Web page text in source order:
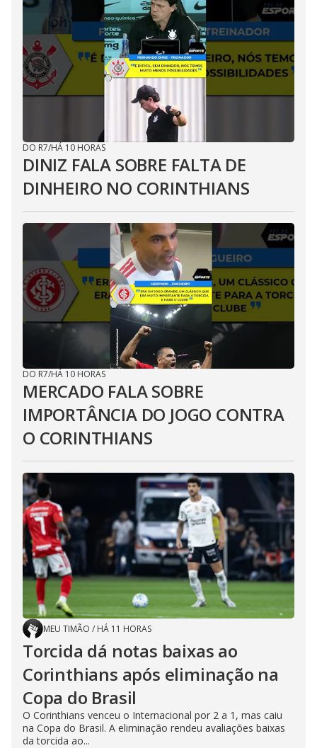
DO R7/HÁ 10 HORAS
DINIZ FALA SOBRE FALTA DE
DINHEIRO NO CORINTHIANS
DO R7/HÁ 10 HORAS
MERCADO FALA SOBRE
IMPORTÂNCIA DO JOGO CONTRA
O CORINTHIANS
MEU TIMÃO / HÁ 11 HORAS
Torcida dá notas baixas ao
Corinthians após eliminação na
Copa do Brasil
O Corinthians venceu o Internacional por 2 a 1, mas caiu
na Copa do Brasil. A eliminação rendeu avaliações baixas
da torcida ao...